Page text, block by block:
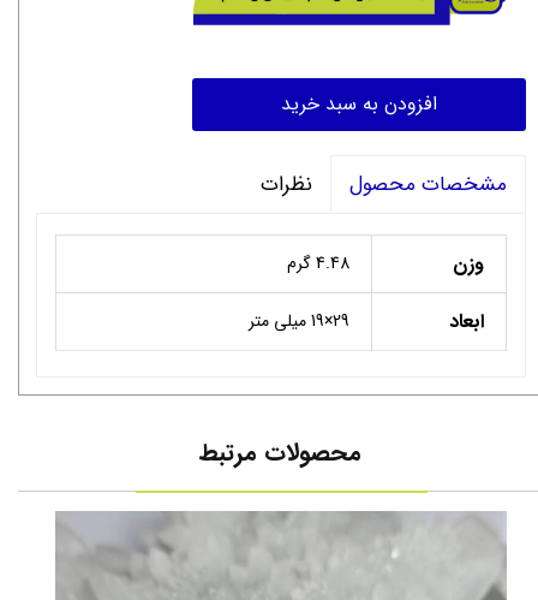
افزودن به سبد خرید
مشخصات محصول نظرات
وزن 4.48 گرم
ابعاد 29×19 میلی متر
محصولات مرتبط